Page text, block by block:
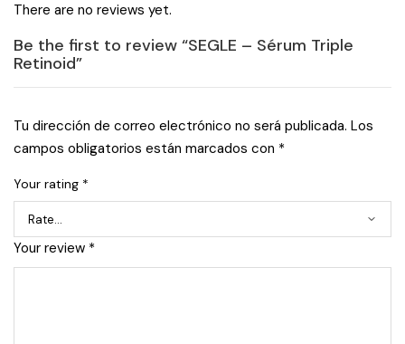
There are no reviews yet.
Be the first to review “SEGLE – Sérum Triple
Retinoid”
Tu dirección de correo electrónico no será publicada. Los
campos obligatorios están marcados con *
Your rating *
Your review *